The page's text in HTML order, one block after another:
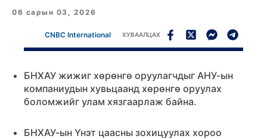
06 сарын 03, 2026
CNBC International ХУВААЛЦАХ
БНХАУ жижиг хөрөнгө оруулагчдыг АНУ-ын
компаниудын хувьцаанд хөрөнгө оруулах
боломжийг улам хязгаарлаж байна.
БНХАУ-ын Үнэт цаасны зохицуулах хороо